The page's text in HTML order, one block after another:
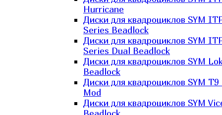
Hurricane
Диски для квадроциклов SYM
Series Beadlock
Диски для квадроциклов SYM
Series Dual Beadlock
Диски для квадроциклов SYM
Beadlock
Диски для квадроциклов SYM T9
Mod
Диски для квадроциклов SYM